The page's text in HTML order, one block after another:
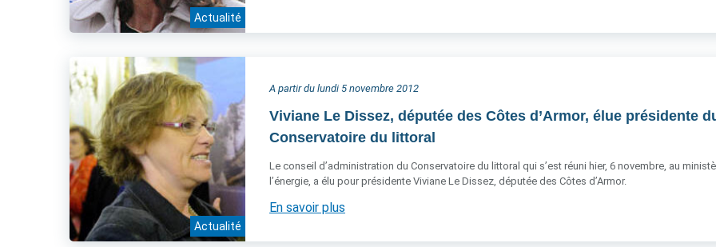
Actualité
Actualité
A partir du lundi 5 novembre 2012
Viviane Le Dissez, députée des Côtes d’Armor, élue présidente
Conservatoire du littoral
Le conseil d’administration du Conservatoire du littoral qui s’est réuni hier, 6 novembre, au
l’énergie, a élu pour présidente Viviane Le Dissez, députée des Côtes d’Armor.
En savoir plus